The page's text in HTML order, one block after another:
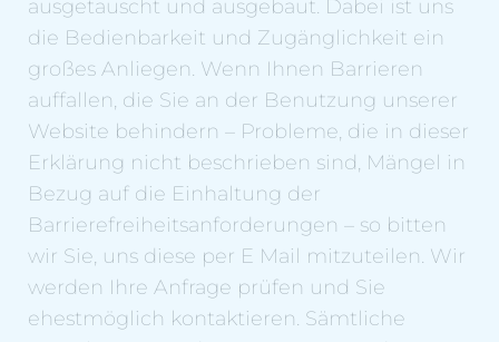
ausgetauscht und ausgebaut. Dabei ist uns
die Bedienbarkeit und Zugänglichkeit ein
großes Anliegen. Wenn Ihnen Barrieren
auffallen, die Sie an der Benutzung unserer
Website behindern – Probleme, die in dieser
Erklärung nicht beschrieben sind, Mängel in
Bezug auf die Einhaltung der
Barrierefreiheitsanforderungen – so bitten
wir Sie, uns diese per E Mail mitzuteilen. Wir
werden Ihre Anfrage prüfen und Sie
ehestmöglich kontaktieren. Sämtliche